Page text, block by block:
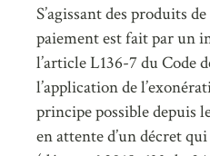
S’agissant des produits
paiement est fait par un
l’article L136-7 du Code
l’application de
principe possible depuis
en attente d’un décret